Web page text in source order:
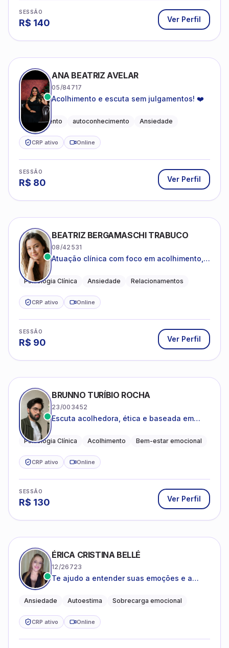
SESSÃO
R$ 140 Ver Perfil
ANA BEATRIZ AVELAR
05/84717
Acolhimento e escuta sem julgamentos! ❤️
Acolhimento autoconhecimento Ansiedade
CRP ativo Online
SESSÃO
R$ 80 Ver Perfil
BEATRIZ BERGAMASCHI TRABUCO
08/42531
Atuação clínica com foco em acolhimento,
Psicologia Clínica Ansiedade Relacionamentos
CRP ativo Online
SESSÃO
R$ 90 Ver Perfil
BRUNNO TURÍBIO ROCHA
23/003452
Escuta acolhedora, ética e baseada em
Psicologia Clínica Acolhimento Bem-estar emocional
CRP ativo Online
SESSÃO
R$ 130 Ver Perfil
ÉRICA CRISTINA BELLÉ
12/26723
Te ajudo a entender suas emoções e a
que você está vivendo
Ansiedade Autoestima Sobrecarga emocional
CRP ativo Online